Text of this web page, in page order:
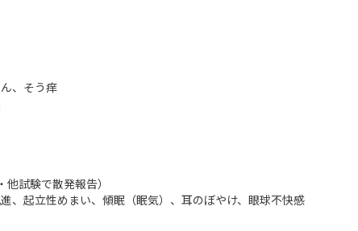
、そう痒
試験で散発報告）
、起立性めまい、傾眠（眠気）、耳のぼやけ、眼球不快感